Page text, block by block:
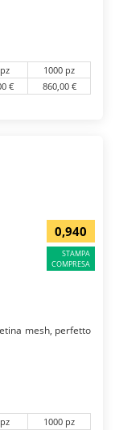
1000 pz
€ 860,00 €
0,940
STAMPA
COMPRESA
mesh, perfetto
1000 pz